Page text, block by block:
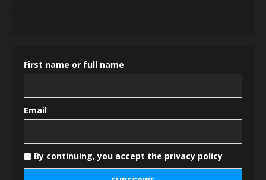
First name or full name
Email
By continuing, you accept the privacy policy